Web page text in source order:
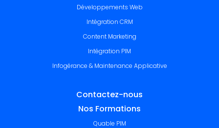
Développements Web
Intégration CRM
Content Marketing
Intégration PIM
Infogérance & Maintenance Applicative
Contactez-nous
Nos Formations
Quable PIM